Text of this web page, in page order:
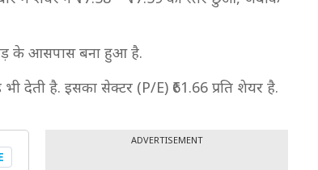
के आसपास बना हुआ है.
देती है. इसका सेक्टर (P/E) ₹61.66 प्रति शेयर है.
ADVERTISEMENT